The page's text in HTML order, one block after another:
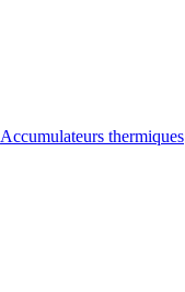
Accumulateurs thermiques